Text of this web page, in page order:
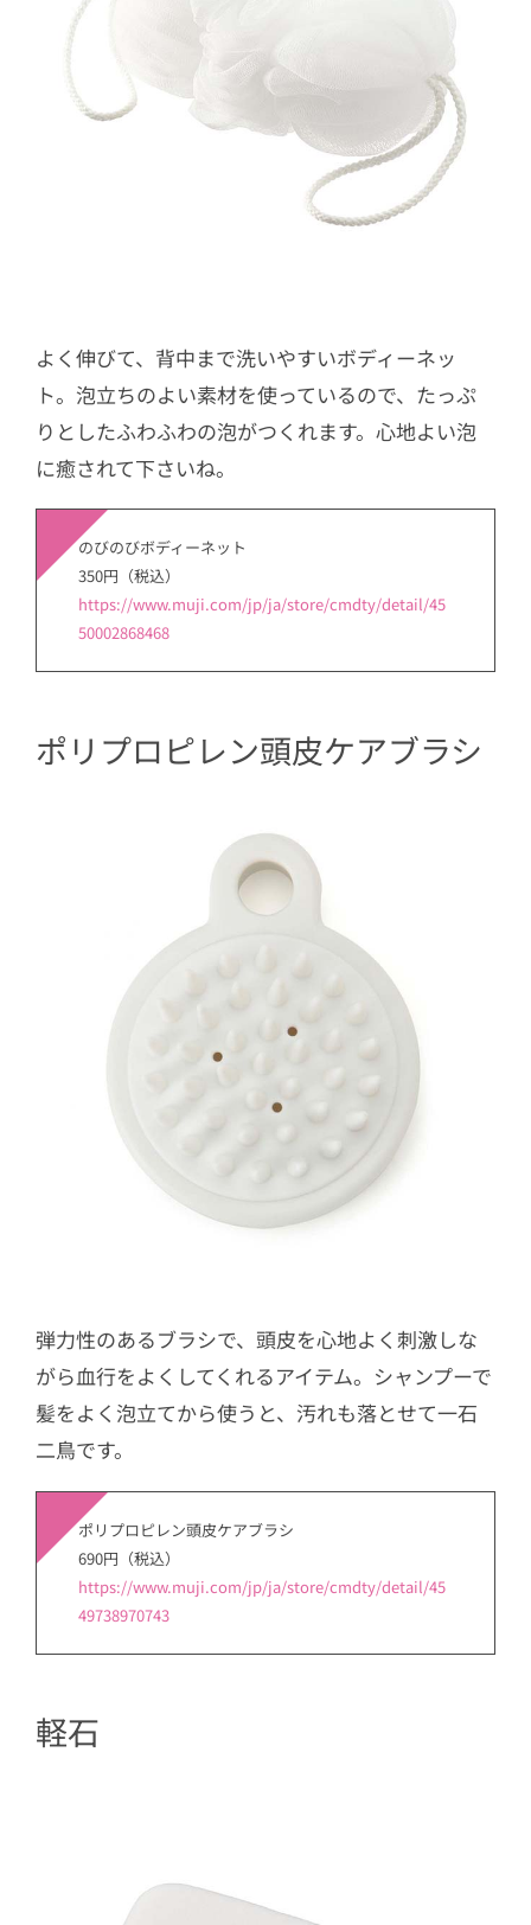
よく伸びて、背中まで洗いやすいボディーネッ
ト。泡立ちのよい素材を使っているので、たっぷ
りとしたふわふわの泡がつくれます。心地よい泡
に癒されて下さいね。
のびのびボディーネット
350円（税込）
https://www.muji.com/jp/ja/store/cmdty/detail/45
50002868468
ポリプロピレン頭皮ケアブラシ
弾力性のあるブラシで、頭皮を心地よく刺激しな
がら血行をよくしてくれるアイテム。シャンプーで
髪をよく泡立てから使うと、汚れも落とせて一石
二鳥です。
ポリプロピレン頭皮ケアブラシ
690円（税込）
https://www.muji.com/jp/ja/store/cmdty/detail/45
49738970743
軽石